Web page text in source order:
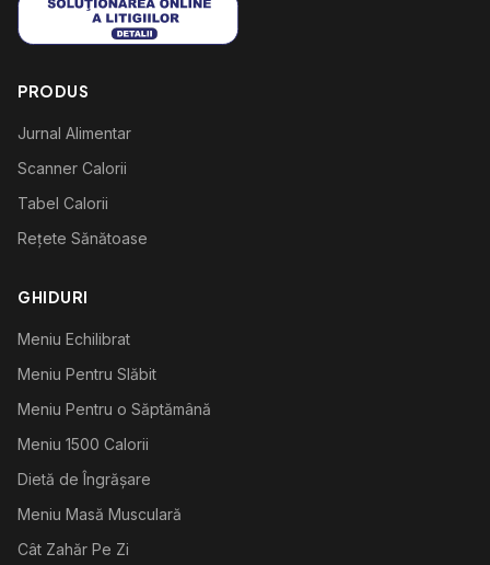
PRODUS
Jurnal Alimentar
Scanner Calorii
Tabel Calorii
Rețete Sănătoase
GHIDURI
Meniu Echilibrat
Meniu Pentru Slăbit
Meniu Pentru o Săptămână
Meniu 1500 Calorii
Dietă de Îngrășare
Meniu Masă Musculară
Cât Zahăr Pe Zi